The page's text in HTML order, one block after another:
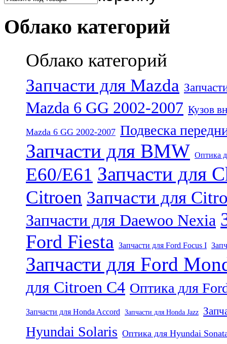
Облако категорий
Облако категорий
Запчасти для Mazda
Mazda 6 GG 2002-2007 Кузов
Mazda 6 GG 2002-2007 Подвеска
Запчасти для BMW Оптика
E60/E61 Запчасти для
Citroen Запчасти для
Запчасти для Daewoo Nexia
Ford Fiesta
Запчасти для Ford Focus I
Запчасти для Ford
для Citroen C4 Оптика для
Запчасти для Honda Accord Запчасти для Honda Jazz
Hyundai Solaris Оптика для Hyundai